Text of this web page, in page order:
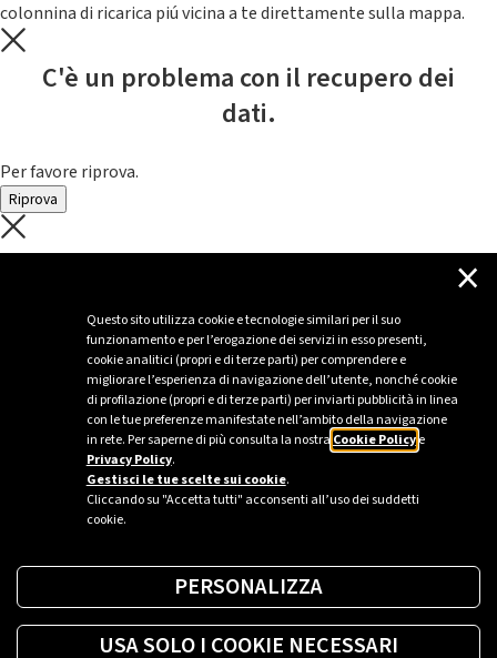
Questo sito utilizza cookie e tecnologie similari per il suo
funzionamento e per l’erogazione dei servizi in esso presenti,
cookie analitici (propri e di terze parti) per comprendere e
migliorare l’esperienza di navigazione dell’utente, nonché cookie
di profilazione (propri e di terze parti) per inviarti pubblicità in linea
con le tue preferenze manifestate nell’ambito della navigazione
in rete. Per saperne di più consulta la nostra Cookie Policye
Privacy Policy.
Gestisci le tue scelte sui cookie.
Cliccando su "Accetta tutti" acconsenti all’uso dei suddetti
cookie.
×
PERSONALIZZA
USA SOLO I COOKIE NECESSARI
colonnina di ricarica piú vicina a te direttamente sulla mappa.
C'è un problema con il recupero dei
dati.
Per favore riprova.
Riprova
C'è un problema con il recupero dei
Per favore riprova piú tardi
Sei un’azienda o una PA?
Trova la soluzione più giusta per te.
Richiedi una colonnina